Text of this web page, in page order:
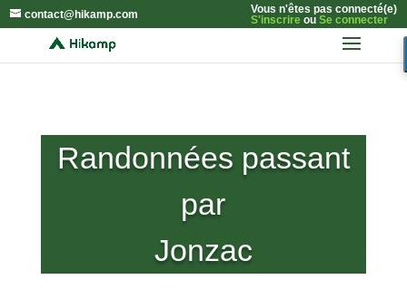
contact@hikamp.com
Vous n'êtes pas connecté(e)
S'inscrireou Se connecter
Randonnées passant
par
Jonzac